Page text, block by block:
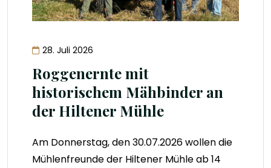
28. Juli 2026
Roggenernte mit
historischem Mähbinder an
der Hiltener Mühle
Am Donnerstag, den 30.07.2026 wollen die
Mühlenfreunde der Hiltener Mühle ab 14